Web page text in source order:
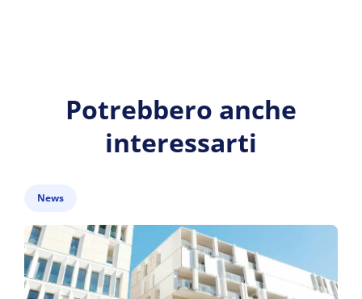
Potrebbero anche
interessarti
News